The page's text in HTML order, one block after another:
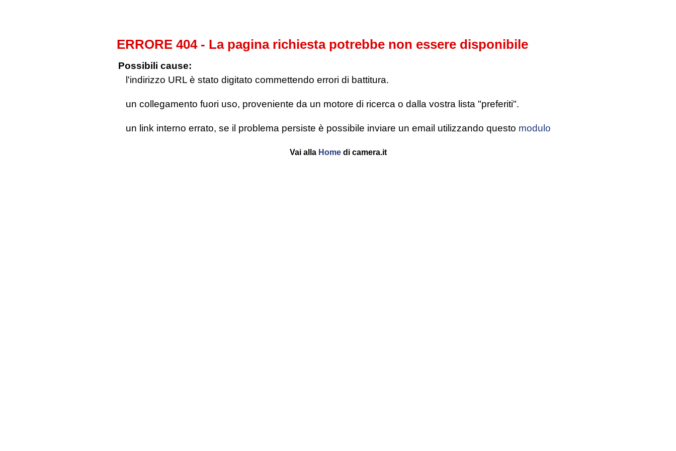
ERRORE 404 - La pagina richiesta potrebbe non essere disponibile
Possibili cause:
l'indirizzo URL è stato digitato commettendo errori di battitura.
un collegamento fuori uso, proveniente da un motore di ricerca o dalla vostra lista "preferiti".
un link interno errato, se il problema persiste è possibile inviare un email utilizzando questo modulo
Vai alla Homedi camera.it